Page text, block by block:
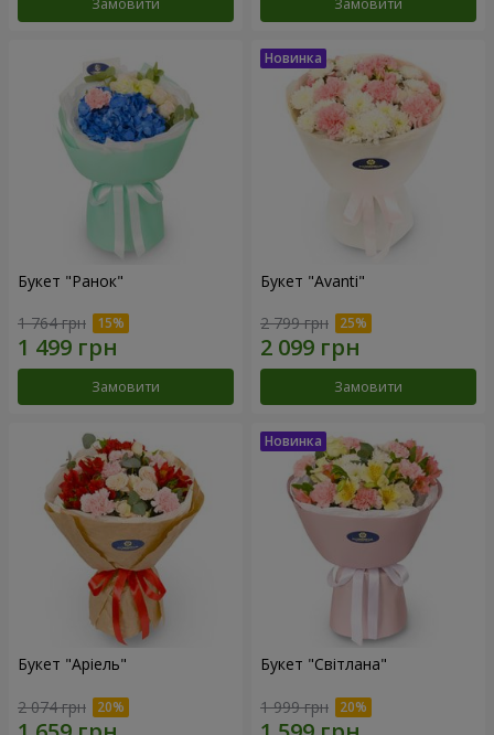
Букет "Ранок"
1 764 грн
Замовити
Букет "Avanti"
2 799 грн
Замовити
Букет "Аріель"
2 074 грн
Букет "Світлана"
1 999 грн